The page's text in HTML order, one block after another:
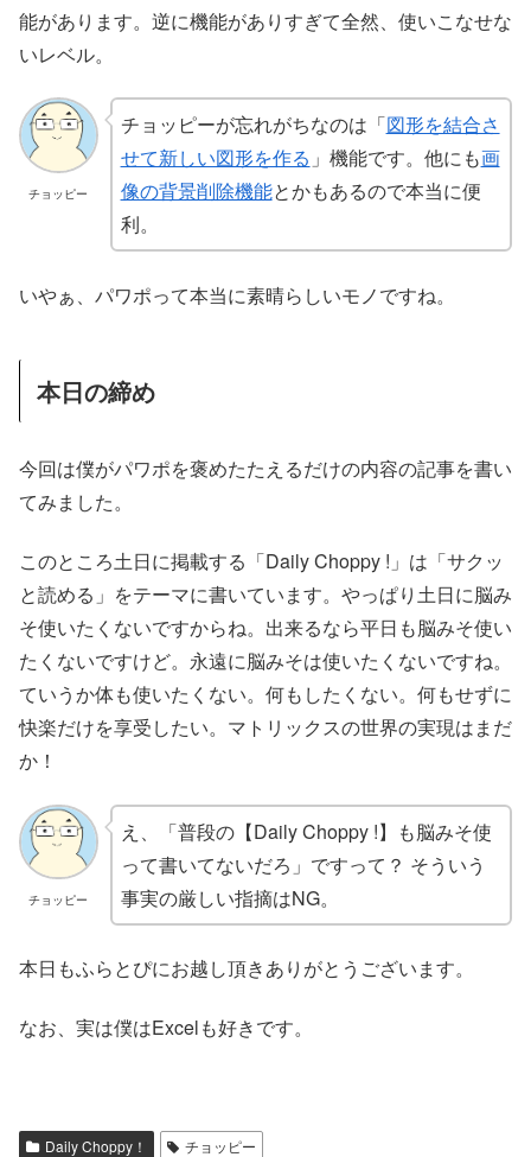
能があります。逆に機能がありすぎて全然、使いこなせな
いレベル。
チョッピー
チョッピーが忘れがちなのは「図形を結合さ
せて新しい図形を作る 」機能です。他にも画
像の背景削除機能とかもあるので本当に便
利。
いやぁ、パワポって本当に素晴らしいモノですね。
本日の締め
今回は僕がパワポを褒めたたえるだけの内容の記事を書い
てみました。
このところ土日に掲載する「Daily Choppy !」は「サクッ
と読める」をテーマに書いています。やっぱり土日に脳み
そ使いたくないですからね。出来るなら平日も脳みそ使い
たくないですけど。永遠に脳みそは使いたくないですね。
ていうか体も使いたくない。何もしたくない。何もせずに
快楽だけを享受したい。マトリックスの世界の実現はまだ
か！
チョッピー
え、「普段の【Daily Choppy !】も脳みそ使
って書いてないだろ」ですって？ そういう
事実の厳しい指摘はNG。
本日もふらとぴにお越し頂きありがとうございます。
なお、実は僕はExcelも好きです。
Daily Choppy！ チョッピー